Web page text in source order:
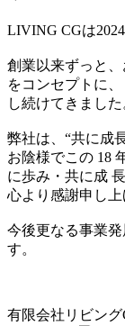
LIVING CGは
創業以来ずっと
をコンセプトに
し続けてきました
弊社は、“共に成
お陰様でこの 18
に歩み・共に成
心より感謝申し上
今後更なる事業
す。
有限会社リビング